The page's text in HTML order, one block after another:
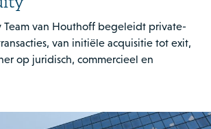
Team van Houthoff begeleidt private-
van initiële acquisitie tot exit,
op juridisch, commercieel en